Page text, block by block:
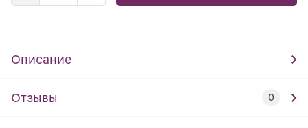
Описание
Отзывы 0